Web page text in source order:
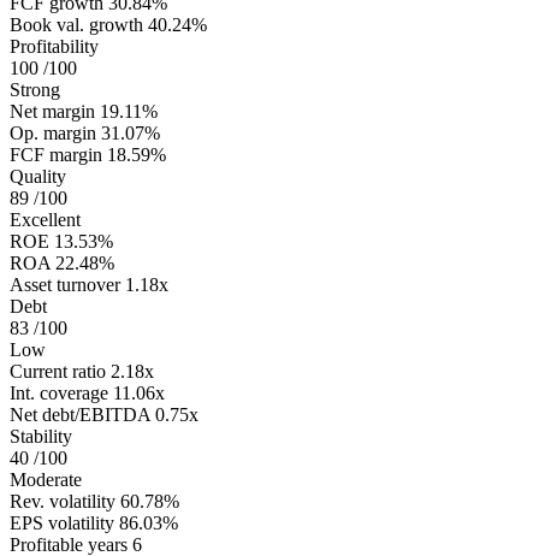
Book val. growth 40.24%
Profitability
100 /100
Strong
Net margin 19.11%
Op. margin 31.07%
FCF margin 18.59%
Quality
89 /100
Excellent
ROE 13.53%
ROA 22.48%
Asset turnover 1.18x
Debt
83 /100
Low
Current ratio 2.18x
Int. coverage 11.06x
Net debt/EBITDA 0.75x
Stability
40 /100
Moderate
Rev. volatility 60.78%
EPS volatility 86.03%
Profitable years 6